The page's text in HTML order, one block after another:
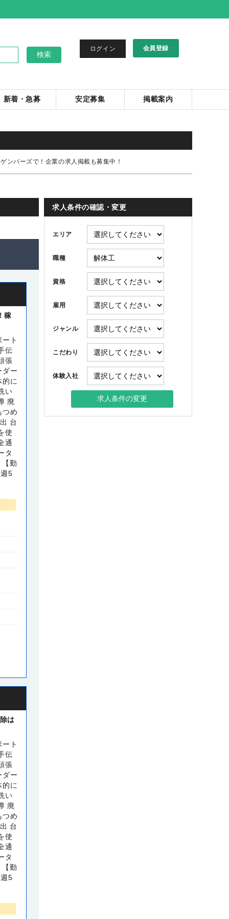
ログイン 会員登録
新着・急募 安定募集 掲載案内
ンバーズで！企業の求人掲載も募集中！
稼
ト
伝
張
ダー
的に
い
廃
つめ
台
使
通
タ
勤
5
は
ト
伝
張
ダー
的に
い
廃
つめ
台
使
通
タ
勤
5
求人条件の確認・変更
エリア
職種
資格
雇用
ジャンル
こだわり
体験入社